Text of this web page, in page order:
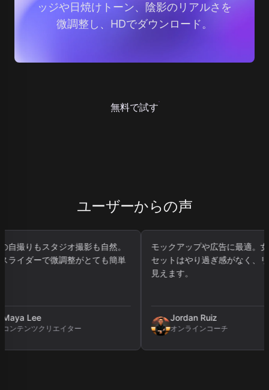
ッジや日焼けトーン、陰影のリアルさを
微調整し、HDでダウンロード。
無料で試す
ユーザーからの声
も自然。
ても簡単
モックアップや広告に最適。女性プリ
セットはやり過ぎ感がなく、リアルに
バッチ
全体の